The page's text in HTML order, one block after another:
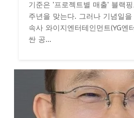
기준은 '프로젝트별 매출' 블랙
주년을 맞는다. 그러나 기념일
속사 와이지엔터테인먼트(YG엔
싼 공...